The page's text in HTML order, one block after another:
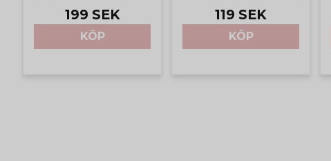
199 SEK
KÖP
119 SEK
KÖP